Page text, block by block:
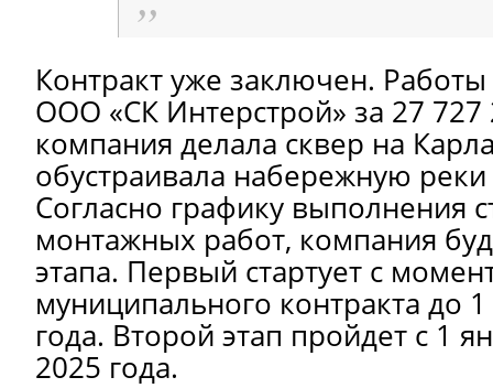
Контракт уже заключен.
ООО «СК Интерстрой» за 27 727
компания делала сквер на
обустраивала набережную
Согласно графику выполнения
монтажных работ, компания
этапа. Первый стартует с
муниципального контракта до
года. Второй этап пройдет с 1
2025 года.